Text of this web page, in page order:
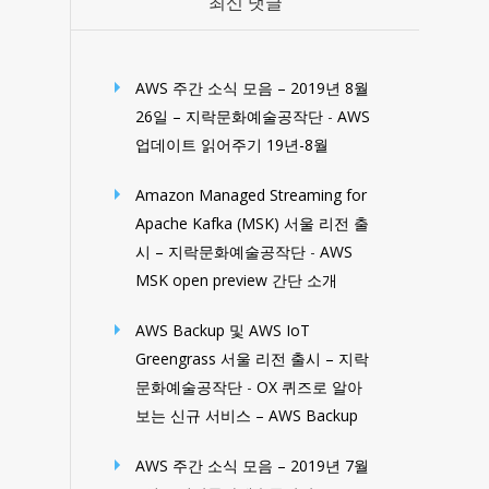
AWS 주간 소식 모음 – 2019년 8월
26일 – 지락문화예술공작단 - AWS
업데이트 읽어주기 19년-8월
Amazon Managed Streaming for
Apache Kafka (MSK) 서울 리전 출
시 – 지락문화예술공작단 - AWS
MSK open preview 간단 소개
AWS Backup 및 AWS IoT
Greengrass 서울 리전 출시 – 지락
문화예술공작단 - OX 퀴즈로 알아
보는 신규 서비스 – AWS Backup
AWS 주간 소식 모음 – 2019년 7월